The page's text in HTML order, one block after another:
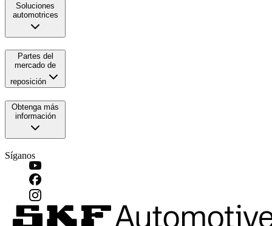
Soluciones
automotrices
Partes del
mercado de
reposición
Obtenga más
información
Síganos